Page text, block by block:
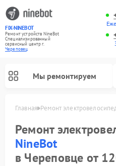
FIX-NINEBOT
Ремонт устройств NineBot
Специализированный
cервисный центр г.
Череповец
Мы ремонтируем
Главная Ремонт
Ремонт
NineBot
в Череповце от